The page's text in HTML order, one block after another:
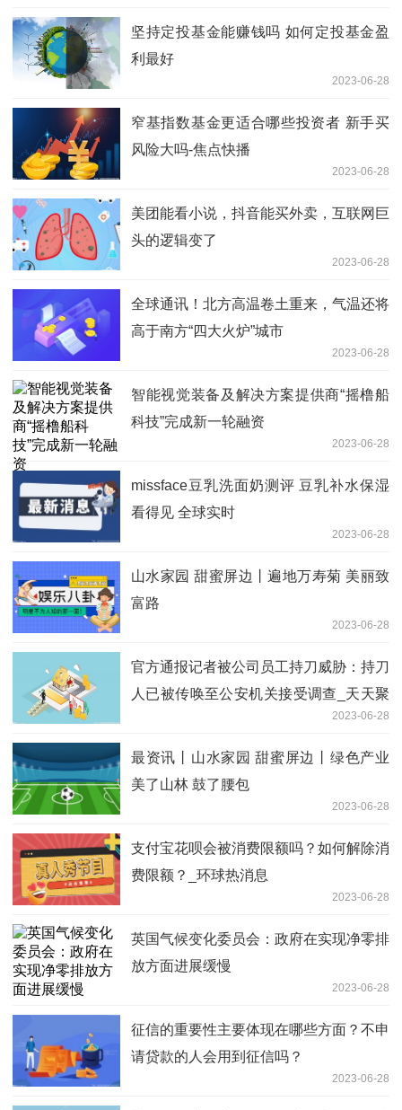
坚持定投基金能赚钱吗 如何定投基金盈
利最好
2023-06-28
窄基指数基金更适合哪些投资者 新手买
风险大吗-焦点快播
2023-06-28
美团能看小说，抖音能买外卖，互联网巨
头的逻辑变了
2023-06-28
全球通讯！北方高温卷土重来，气温还将
高于南方“四大火炉”城市
2023-06-28
智能视觉装备及解决方案提供商“摇橹船
科技”完成新一轮融资
2023-06-28
missface豆乳洗面奶测评 豆乳补水保湿
看得见 全球实时
2023-06-28
山水家园 甜蜜屏边丨遍地万寿菊 美丽致
富路
2023-06-28
官方通报记者被公司员工持刀威胁：持刀
人已被传唤至公安机关接受调查_天天聚
2023-06-28
最资讯丨山水家园 甜蜜屏边丨绿色产业
美了山林 鼓了腰包
2023-06-28
支付宝花呗会被消费限额吗？如何解除消
费限额？_环球热消息
2023-06-28
英国气候变化委员会：政府在实现净零排
放方面进展缓慢
2023-06-28
征信的重要性主要体现在哪些方面？不申
请贷款的人会用到征信吗？
2023-06-28